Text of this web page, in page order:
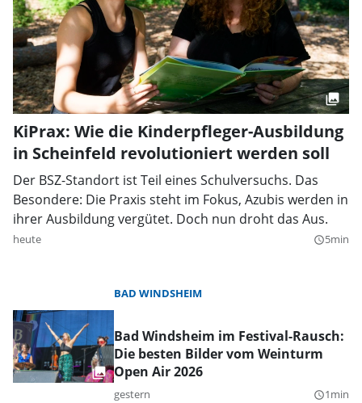
KiPrax: Wie die Kinderpfleger-Ausbildung
in Scheinfeld revolutioniert werden soll
Der BSZ-Standort ist Teil eines Schulversuchs. Das
Besondere: Die Praxis steht im Fokus, Azubis werden in
ihrer Ausbildung vergütet. Doch nun droht das Aus.
heute query_builder5min
BAD WINDSHEIM
Bad Windsheim im Festival-Rausch:
Die besten Bilder vom Weinturm
Open Air 2026
gestern query_builder1min